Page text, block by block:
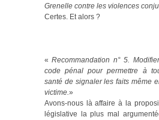
Grenelle contre les violences
Certes. Et alors ?
« Recommandation n° 5.
code pénal pour permettre à
santé de signaler les faits même
victime.»
Avons-nous là affaire à la
législative la plus mal